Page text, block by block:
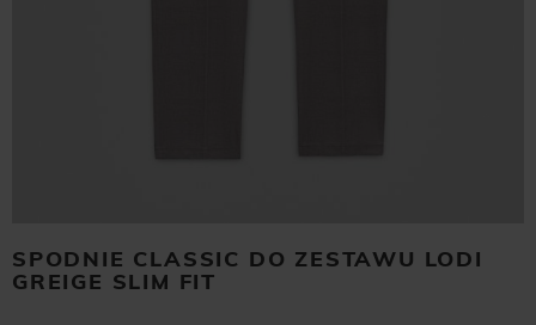
SPODNIE CLASSIC DO ZESTAWU LODI
GREIGE SLIM FIT